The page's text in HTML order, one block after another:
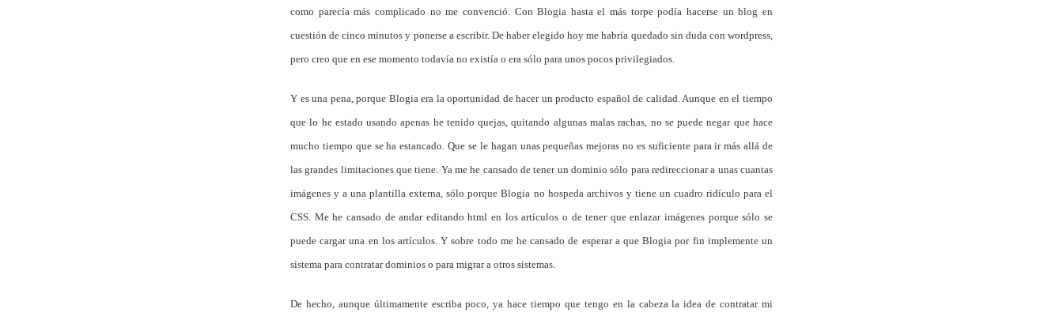
como parecía más complicado no me convenció. Con Blogia hasta el más torpe podía hacerse un blog en
cuestión de cinco minutos y ponerse a escribir. De haber elegido hoy me habría quedado sin duda con wordpress,
pero creo que en ese momento todavía no existía o era sólo para unos pocos privilegiados.
Y es una pena, porque Blogia era la oportunidad de hacer un producto español de calidad. Aunque en el tiempo
que lo he estado usando apenas he tenido quejas, quitando algunas malas rachas, no se puede negar que hace
mucho tiempo que se ha estancado. Que se le hagan unas pequeñas mejoras no es suficiente para ir más allá de
las grandes limitaciones que tiene. Ya me he cansado de tener un dominio sólo para redireccionar a unas cuantas
imágenes y a una plantilla externa, sólo porque Blogia no hospeda archivos y tiene un cuadro ridículo para el
CSS. Me he cansado de andar editando html en los artículos o de tener que enlazar imágenes porque sólo se
puede cargar una en los artículos. Y sobre todo me he cansado de esperar a que Blogia por fin implemente un
sistema para contratar dominios o para migrar a otros sistemas.
De hecho, aunque últimamente escriba poco, ya hace tiempo que tengo en la cabeza la idea de contratar mi